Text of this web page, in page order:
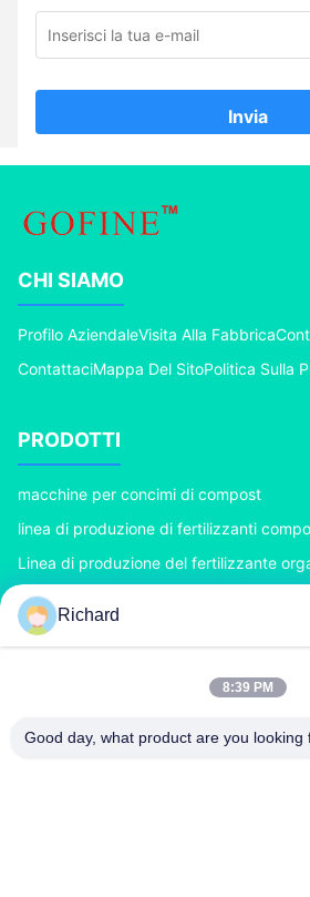
Invia
CHI SIAMO
Profilo AziendaleVisita Alla Fabbrica
ContattaciMappa Del SitoPolitica Sulla
PRODOTTI
macchine per concimi di compost
linea di produzione di fertilizzanti
Linea di produzione del fertilizzante
Linea di produzione del fertilizzante di BB
Doppio granulatore del fertilizzante del
CONTATTACI
Richard
8:39 PM
Good day, what product are you looking